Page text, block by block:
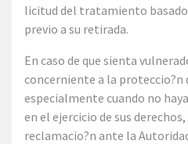
licitud del tratamiento
previo a su retirada.
En caso de que sienta
concerniente a la proteccio?n
especialmente cuando no
en el ejercicio de sus
reclamacio?n ante la